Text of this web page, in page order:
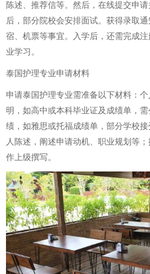
陈述、推荐信等。然后，在线提交申
后，部分院校会安排面试。获得录取
宿、机票等事宜。入学后，还需完成
业学习。
泰国护理专业申请材料
申请泰国护理专业需准备以下材料：
明，如高中或本科毕业证及成绩单，
绩，如雅思或托福成绩单，部分学校
人陈述，阐述申请动机、职业规划等
作上级撰写。